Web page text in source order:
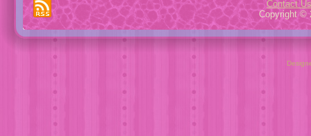
Contact Us
Copyright ©